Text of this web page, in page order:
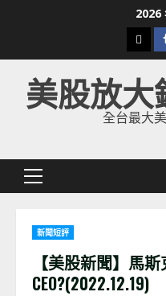
2026
下
載
美
股
美股放大
全台最大
Primary
新聞短評
【美股新聞】馬
CEO?(2022.12.19)